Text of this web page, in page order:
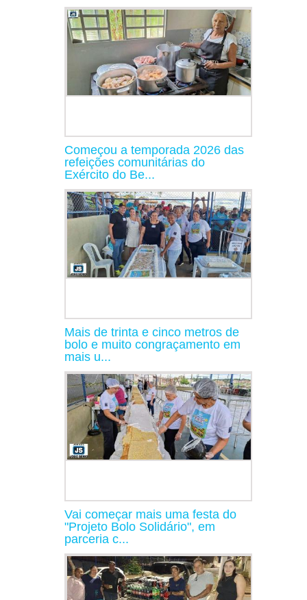
Começou a temporada 2026 das
refeições comunitárias do
Exército do Be...
Mais de trinta e cinco metros de
bolo e muito congraçamento em
mais u...
Vai começar mais uma festa do
"Projeto Bolo Solidário", em
parceria c...